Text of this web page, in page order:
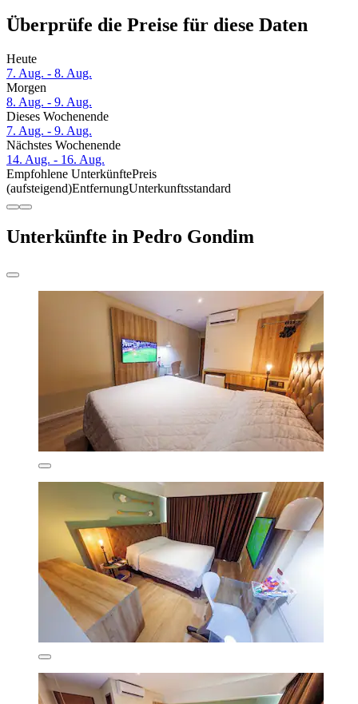
Überprüfe die Preise für diese Daten
Heute
7. Aug. - 8. Aug.
Morgen
8. Aug. - 9. Aug.
Dieses Wochenende
7. Aug. - 9. Aug.
Nächstes Wochenende
14. Aug. - 16. Aug.
Empfohlene UnterkünftePreis
(aufsteigend)EntfernungUnterkunftsstandard
Unterkünfte in Pedro Gondim